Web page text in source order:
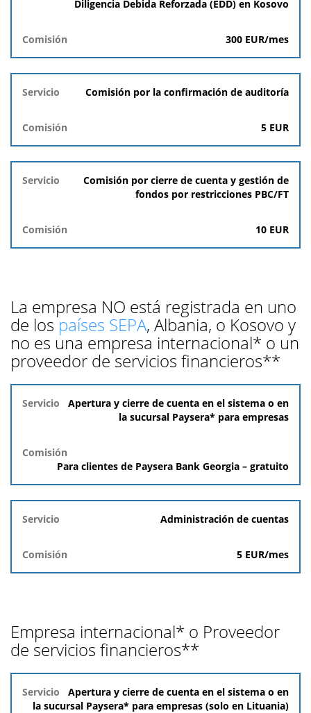
Diligencia Debida Reforzada (EDD) en Kosovo
300 EUR/mes
Comisión por la confirmación de auditoría
5 EUR
Comisión por cierre de cuenta y gestión de
fondos por restricciones PBC/FT
10 EUR
La empresa NO está registrada en uno
de lospaíses SEPA, Albania, o Kosovo y
no es una empresa internacional* o un
proveedor de servicios financieros**
Servicio
Apertura y cierre de cuenta en el sistema o en
la sucursal Paysera* para empresas
Para clientes de Paysera Bank Georgia – gratuito
Administración de cuentas
5 EUR/mes
Empresa internacional* o Proveedor
de servicios financieros**
Servicio
Apertura y cierre de cuenta en el sistema o en
la sucursal Paysera* para empresas (solo en Lituania)